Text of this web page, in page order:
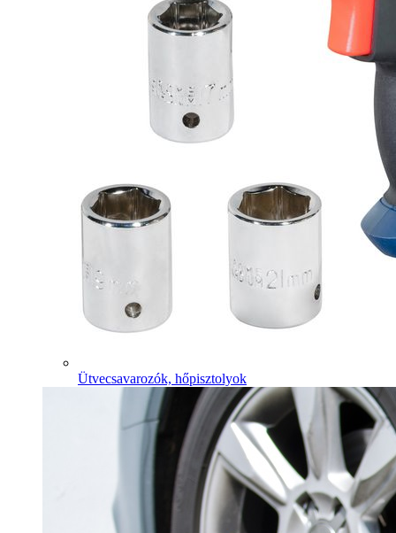
Ütvecsavarozók, hőpisztolyok